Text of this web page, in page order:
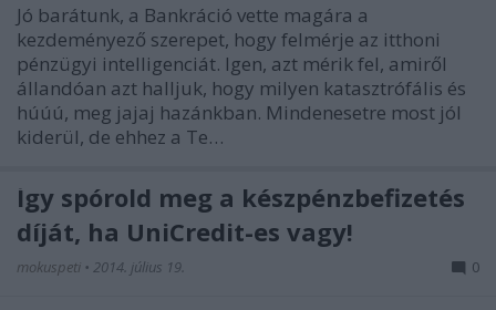
Jó barátunk, a Bankráció vette magára a
kezdeményező szerepet, hogy felmérje az itthoni
pénzügyi intelligenciát. Igen, azt mérik fel, amiről
állandóan azt halljuk, hogy milyen katasztrófális és
húúú, meg jajaj hazánkban. Mindenesetre most jól
kiderül, de ehhez a Te…
Így spórold meg a készpénzbefizetés
díját, ha UniCredit-es vagy!
mokuspeti • 2014. július 19. 0